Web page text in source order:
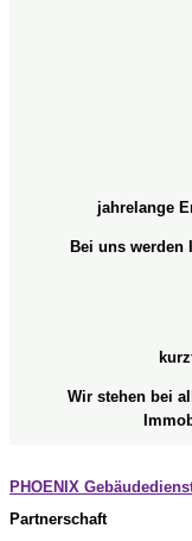
jahrelange
Bei uns
Wir stehen bei
PHOENIX
Partnerschaft